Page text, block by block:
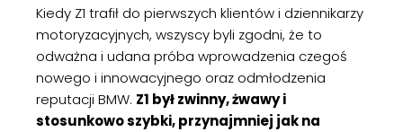
Kiedy Z1 trafił do pierwszych klientów i dziennikarzy
motoryzacyjnych, wszyscy byli zgodni, że to
odważna i udana próba wprowadzenia czegoś
nowego i innowacyjnego oraz odmłodzenia
reputacji BMW. Z1 był zwinny, żwawy i
stosunkowo szybki, przynajmniej jak na